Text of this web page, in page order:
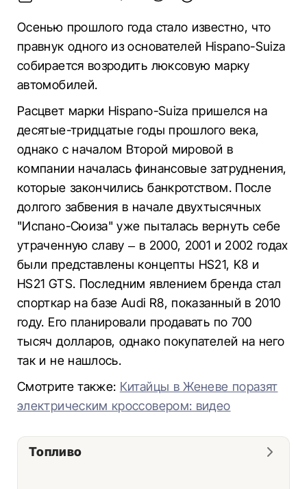
Осенью прошлого года стало известно, что
правнук одного из основателей Hispano-Suiza
собирается возродить люксовую марку
автомобилей.
Расцвет марки Hispano-Suiza пришелся на
десятые-тридцатые годы прошлого века,
однако с началом Второй мировой в
компании началась финансовые затруднения,
которые закончились банкротством. После
долгого забвения в начале двухтысячных
"Испано-Сюиза" уже пыталась вернуть себе
утраченную славу – в 2000, 2001 и 2002 годах
были представлены концепты HS21, K8 и
HS21 GTS. Последним явлением бренда стал
спорткар на базе Audi R8, показанный в 2010
году. Его планировали продавать по 700
тысяч долларов, однако покупателей на него
так и не нашлось.
Смотрите также: Китайцы в Женеве поразят
электрическим кроссовером: видео
Топливо